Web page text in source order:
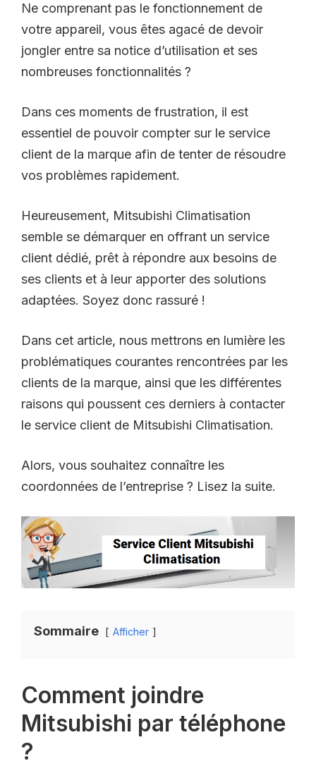
Ne comprenant pas le fonctionnement de
votre appareil, vous êtes agacé de devoir
jongler entre sa notice d’utilisation et ses
nombreuses fonctionnalités ?
Dans ces moments de frustration, il est
essentiel de pouvoir compter sur le service
client de la marque afin de tenter de résoudre
vos problèmes rapidement.
Heureusement, Mitsubishi Climatisation
semble se démarquer en offrant un service
client dédié, prêt à répondre aux besoins de
ses clients et à leur apporter des solutions
adaptées. Soyez donc rassuré !
Dans cet article, nous mettrons en lumière les
problématiques courantes rencontrées par les
clients de la marque, ainsi que les différentes
raisons qui poussent ces derniers à contacter
le service client de Mitsubishi Climatisation.
Alors, vous souhaitez connaître les
coordonnées de l’entreprise ? Lisez la suite.
Sommaire Afficher
Comment joindre
Mitsubishi par téléphone
?